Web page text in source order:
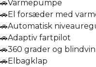
🚗Varmepumpe
🚗El forsæder med
🚗Automatisk
🚗Adaptiv fartpilot
🚗360 grader og
🚗Elbagklap